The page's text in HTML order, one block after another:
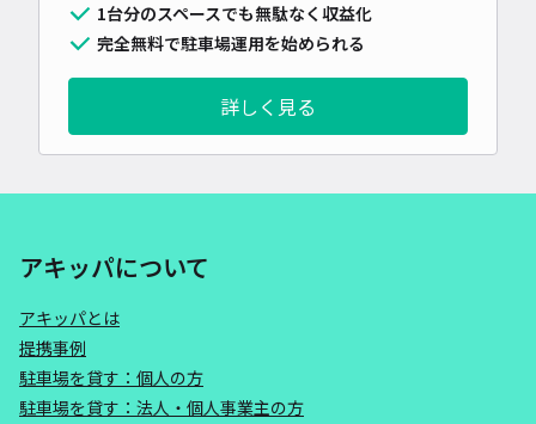
1台分のスペースでも無駄なく収益化
完全無料で駐車場運用を始められる
詳しく見る
アキッパについて
アキッパとは
提携事例
駐車場を貸す：個人の方
駐車場を貸す：法人・個人事業主の方